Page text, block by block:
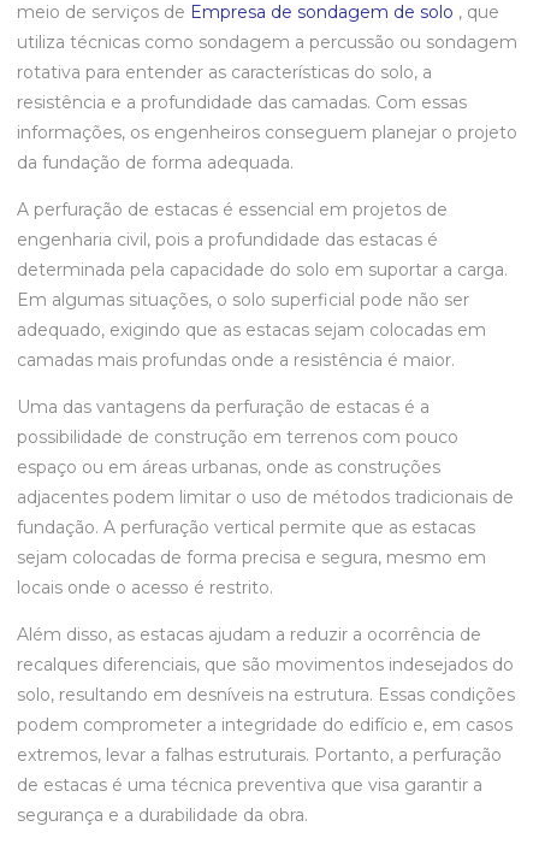
meio de serviços de Empresa de sondagem de solo , que
utiliza técnicas como sondagem a percussão ou sondagem
rotativa para entender as características do solo, a
resistência e a profundidade das camadas. Com essas
informações, os engenheiros conseguem planejar o projeto
da fundação de forma adequada.
A perfuração de estacas é essencial em projetos de
engenharia civil, pois a profundidade das estacas é
determinada pela capacidade do solo em suportar a carga.
Em algumas situações, o solo superficial pode não ser
adequado, exigindo que as estacas sejam colocadas em
camadas mais profundas onde a resistência é maior.
Uma das vantagens da perfuração de estacas é a
possibilidade de construção em terrenos com pouco
espaço ou em áreas urbanas, onde as construções
adjacentes podem limitar o uso de métodos tradicionais de
fundação. A perfuração vertical permite que as estacas
sejam colocadas de forma precisa e segura, mesmo em
locais onde o acesso é restrito.
Além disso, as estacas ajudam a reduzir a ocorrência de
recalques diferenciais, que são movimentos indesejados do
solo, resultando em desníveis na estrutura. Essas condições
podem comprometer a integridade do edifício e, em casos
extremos, levar a falhas estruturais. Portanto, a perfuração
de estacas é uma técnica preventiva que visa garantir a
segurança e a durabilidade da obra.